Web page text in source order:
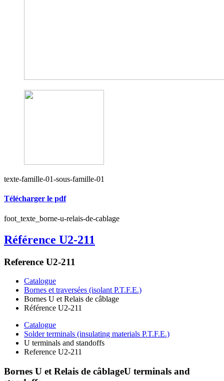
texte-famille-01-sous-famille-01
Télécharger le pdf
foot_texte_borne-u-relais-de-cablage
Référence U2-211
Reference U2-211
Catalogue
Bornes et traversées (isolant P.T.F.E.)
Bornes U et Relais de câblage
Référence U2-211
Catalogue
Solder terminals (insulating materials P.T.F.E.)
U terminals and standoffs
Reference U2-211
Bornes U et Relais de câblageU terminals and